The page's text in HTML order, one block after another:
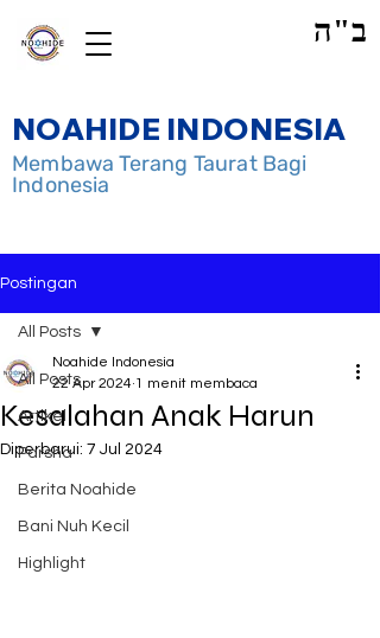
NOAHIDE INDONESIA
Membawa Terang Taurat Bagi
Indonesia
ב"ה
Postingan
All Posts
Artikel
Parsha
Berita Noahide
Bani Nuh Kecil
Highlight
All Posts
Kesalahan Anak Harun
Noahide Indonesia
22 Apr 2024 1 menit membaca
Diperbarui: 7 Jul 2024